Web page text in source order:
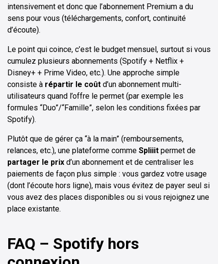
intensivement et donc que l’abonnement Premium a du
sens pour vous (téléchargements, confort, continuité
d’écoute).
Le point qui coince, c’est le budget mensuel, surtout si vous
cumulez plusieurs abonnements (Spotify + Netflix +
Disney+ + Prime Video, etc.). Une approche simple
consiste à répartir le coût d’un abonnement multi-
utilisateurs quand l’offre le permet (par exemple les
formules “Duo”/“Famille”, selon les conditions fixées par
Spotify).
Plutôt que de gérer ça “à la main” (remboursements,
relances, etc.), une plateforme comme Spliiit permet de
partager le prix d’un abonnement et de centraliser les
paiements de façon plus simple : vous gardez votre usage
(dont l’écoute hors ligne), mais vous évitez de payer seul si
vous avez des places disponibles ou si vous rejoignez une
place existante.
FAQ – Spotify hors